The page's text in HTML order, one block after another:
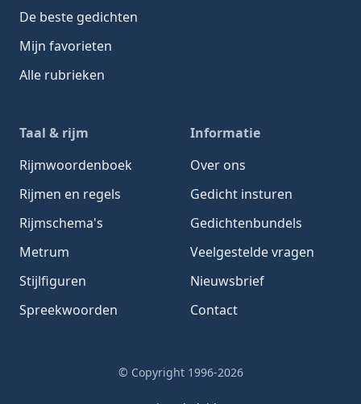
De beste gedichten
Mijn favorieten
Alle rubrieken
Taal & rijm
Rijmwoordenboek
Rijmen en regels
Rijmschema's
Metrum
Stijlfiguren
Spreekwoorden
Informatie
Over ons
Gedicht insturen
Gedichtenbundels
Veelgestelde vragen
Nieuwsbrief
Contact
© Copyright 1996-2026